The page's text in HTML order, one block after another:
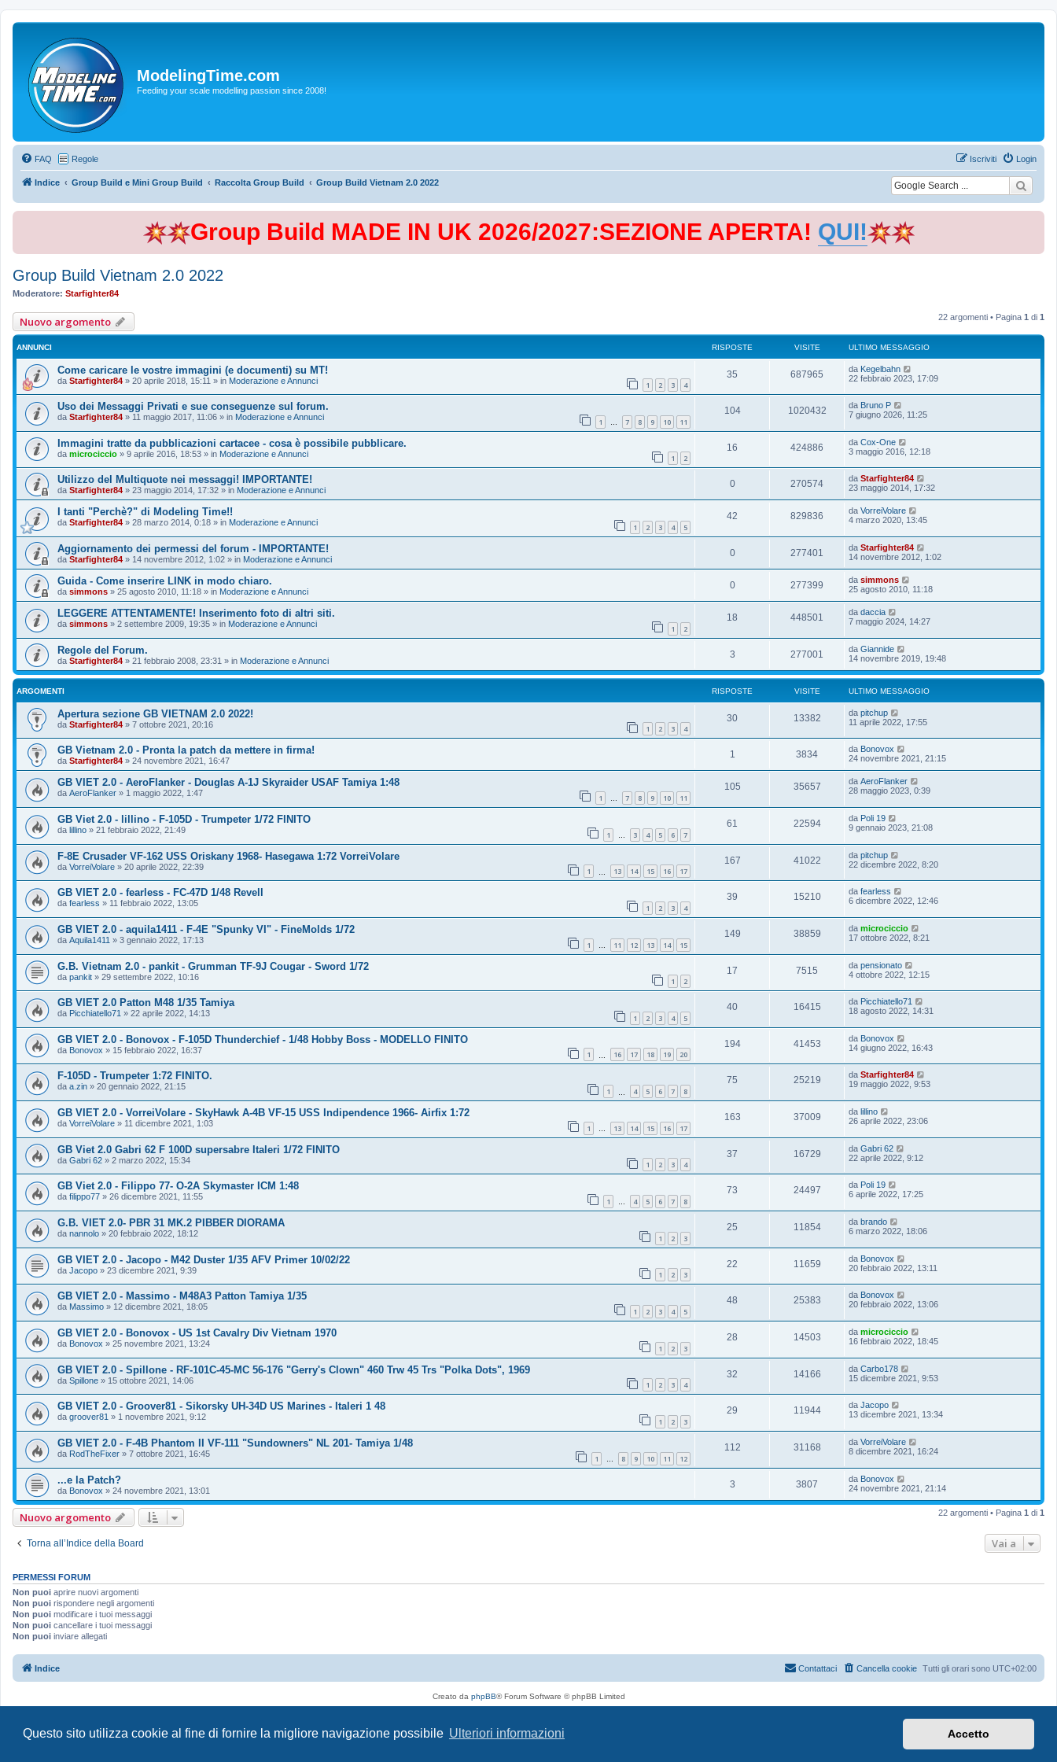
Questo sito utilizza cookie al fine di fornire la migliore navigazione possibile Ulteriori informazioni Accetto
ModelingTime.com
Feeding your scale modelling passion since 2008!
FAQ Regole Login
Iscriviti
Indice Group Build e Mini Group Build Raccolta Group Build Group Build Vietnam 2.0 2022
Group Build MADE IN UK 2026/2027:SEZIONE APERTA! QUI!
Group Build Vietnam 2.0 2022
Moderatore: Starfighter84
Nuovo argomento 22 argomenti • Pagina 1 di 1
ANNUNCI RISPOSTE VISITE ULTIMO MESSAGGIO
Come caricare le vostre immagini (e documenti) su MT!
da Starfighter84 » 20 aprile 2018, 15:11 » in Moderazione e Annunci 1 2 3 4
35 687965 da Kegelbahn
22 febbraio 2023, 17:09
Uso dei Messaggi Privati e sue conseguenze sul forum.
da Starfighter84 » 11 maggio 2017, 11:06 » in Moderazione e Annunci 1 … 7 8 9 10 11
104 1020432 da Bruno P
7 giugno 2026, 11:25
Immagini tratte da pubblicazioni cartacee - cosa è possibile pubblicare.
da microciccio » 9 aprile 2016, 18:53 » in Moderazione e Annunci 1 2
16 424886 da Cox-One
3 maggio 2016, 12:18
Utilizzo del Multiquote nei messaggi! IMPORTANTE!
da Starfighter84 » 23 maggio 2014, 17:32 » in Moderazione e Annunci
0 270574 da Starfighter84
23 maggio 2014, 17:32
I tanti "Perchè?" di Modeling Time!!
da Starfighter84 » 28 marzo 2014, 0:18 » in Moderazione e Annunci 1 2 3 4 5
42 829836 da VorreiVolare
4 marzo 2020, 13:45
Aggiornamento dei permessi del forum - IMPORTANTE!
da Starfighter84 » 14 novembre 2012, 1:02 » in Moderazione e Annunci
0 277401 da Starfighter84
14 novembre 2012, 1:02
Guida - Come inserire LINK in modo chiaro.
da simmons » 25 agosto 2010, 11:18 » in Moderazione e Annunci
0 277399 da simmons
25 agosto 2010, 11:18
LEGGERE ATTENTAMENTE! Inserimento foto di altri siti.
da simmons » 2 settembre 2009, 19:35 » in Moderazione e Annunci 1 2
18 448501 da daccia
7 maggio 2024, 14:27
Regole del Forum.
da Starfighter84 » 21 febbraio 2008, 23:31 » in Moderazione e Annunci
3 277001 da Giannide
14 novembre 2019, 19:48
ARGOMENTI RISPOSTE VISITE ULTIMO MESSAGGIO
Apertura sezione GB VIETNAM 2.0 2022!
da Starfighter84 » 7 ottobre 2021, 20:16 1 2 3 4
30 13382 da pitchup
11 aprile 2022, 17:55
GB Vietnam 2.0 - Pronta la patch da mettere in firma!
da Starfighter84 » 24 novembre 2021, 16:47
1 3834 da Bonovox
24 novembre 2021, 21:15
GB VIET 2.0 - AeroFlanker - Douglas A-1J Skyraider USAF Tamiya 1:48
da AeroFlanker » 1 maggio 2022, 1:47 1 … 7 8 9 10 11
105 35657 da AeroFlanker
28 maggio 2023, 0:39
GB Viet 2.0 - lillino - F-105D - Trumpeter 1/72 FINITO
da lillino » 21 febbraio 2022, 21:49 1 … 3 4 5 6 7
61 22594 da Poli 19
9 gennaio 2023, 21:08
F-8E Crusader VF-162 USS Oriskany 1968- Hasegawa 1:72 VorreiVolare
da VorreiVolare » 20 aprile 2022, 22:39 1 13 14 15 16 17
167 41022 da pitchup
22 dicembre 2022, 8:20
GB VIET 2.0 - fearless - FC-47D 1/48 Revell
da fearless » 11 febbraio 2022, 13:05 1 2 3 4
39 15210 da fearless
6 dicembre 2022, 12:46
GB VIET 2.0 - aquila1411 - F-4E "Spunky VI" - FineMolds 1/72
da Aquila1411 » 3 gennaio 2022, 17:13 1 … 11 12 13 14 15
149 38859 da microciccio
17 ottobre 2022, 8:21
G.B. Vietnam 2.0 - pankit - Grumman TF-9J Cougar - Sword 1/72
da pankit » 29 settembre 2022, 10:16 1 2
17 7515 da pensionato
4 ottobre 2022, 12:15
GB VIET 2.0 Patton M48 1/35 Tamiya
da Picchiatello71 » 22 aprile 2022, 14:13 1 2 3 4 5
40 16415 da Picchiatello71
18 agosto 2022, 14:31
GB VIET 2.0 - Bonovox - F-105D Thunderchief - 1/48 Hobby Boss - MODELLO FINITO
da Bonovox » 15 febbraio 2022, 16:37 1 16 17 18 19 20
194 41453 da Bonovox
14 giugno 2022, 16:43
F-105D - Trumpeter 1:72 FINITO.
da a.zin » 20 gennaio 2022, 21:15 1 4 5 6 7 8
75 25219 da Starfighter84
19 maggio 2022, 9:53
GB VIET 2.0 - VorreiVolare - SkyHawk A-4B VF-15 USS Indipendence 1966- Airfix 1:72
da VorreiVolare » 11 dicembre 2021, 1:03 1 … 13 14 15 16 17
163 37009 da lillino
26 aprile 2022, 23:06
GB Viet 2.0 Gabri 62 F 100D supersabre Italeri 1/72 FINITO
da Gabri 62 » 2 marzo 2022, 15:34 1 2 3 4
37 16729 da Gabri 62
22 aprile 2022, 9:12
GB Viet 2.0 - Filippo 77- O-2A Skymaster ICM 1:48
da filippo77 » 26 dicembre 2021, 11:55 1 … 4 5 6 7 8
73 24497 da Poli 19
6 aprile 2022, 17:25
G.B. VIET 2.0- PBR 31 MK.2 PIBBER DIORAMA
da nannolo » 20 febbraio 2022, 18:12 1 2 3
25 11854 da brando
6 marzo 2022, 18:06
GB VIET 2.0 - Jacopo - M42 Duster 1/35 AFV Primer 10/02/22
da Jacopo » 23 dicembre 2021, 9:39 1 2 3
22 11659 da Bonovox
20 febbraio 2022, 13:11
GB VIET 2.0 - Massimo - M48A3 Patton Tamiya 1/35
da Massimo » 12 dicembre 2021, 18:05 1 2 3 4 5
48 25383 da Bonovox
20 febbraio 2022, 13:06
GB VIET 2.0 - Bonovox - US 1st Cavalry Div Vietnam 1970
da Bonovox » 25 novembre 2021, 13:24 1 2 3
28 14503 da microciccio
16 febbraio 2022, 18:45
GB VIET 2.0 - Spillone - RF-101C-45-MC 56-176 "Gerry's Clown" 460 Trw 45 Trs "Polka Dots", 1969
da Spillone » 15 ottobre 2021, 14:06 1 2 3 4
32 14166 da Carbo178
15 dicembre 2021, 9:53
GB VIET 2.0 - Groover81 - Sikorsky UH-34D US Marines - Italeri 1 48
da groover81 » 1 novembre 2021, 9:12 1 2 3
29 11944 da Jacopo
13 dicembre 2021, 13:34
GB VIET 2.0 - F-4B Phantom II VF-111 "Sundowners" NL 201- Tamiya 1/48
da RodTheFixer » 7 ottobre 2021, 16:45 1 8 9 10 11 12
112 31168 da VorreiVolare
8 dicembre 2021, 16:24
...e la Patch?
da Bonovox » 24 novembre 2021, 13:01
3 3807 da Bonovox
24 novembre 2021, 21:14
Nuovo argomento 22 argomenti • Pagina 1 di 1
Torna all’Indice della Board Vai a
PERMESSI FORUM
Non puoi aprire nuovi argomenti
Non puoi rispondere negli argomenti
Non puoi modificare i tuoi messaggi
Non puoi cancellare i tuoi messaggi
Non puoi inviare allegati
Indice Tutti gli orari sono UTC+02:00
Cancella cookie
Contattaci
Creato da phpBB® Forum Software © phpBB Limited